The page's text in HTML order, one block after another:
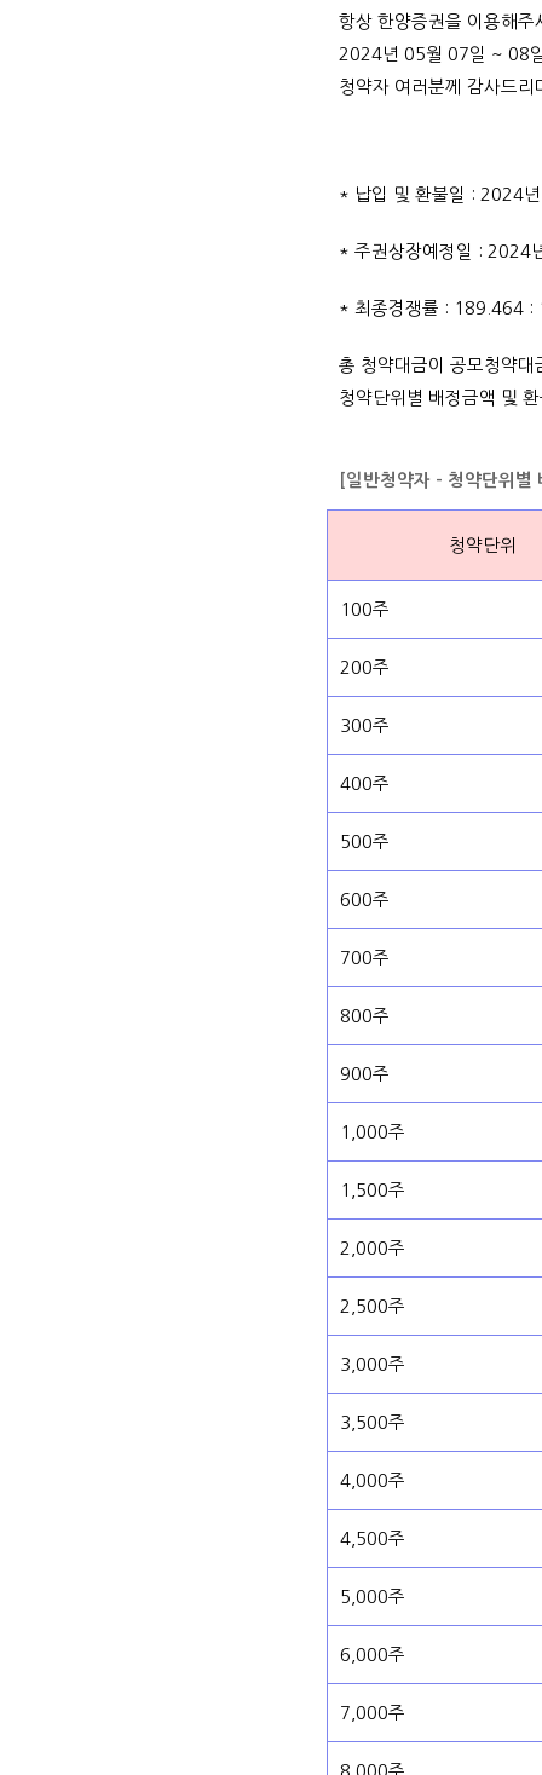
항상 한양증권을 이용해
2024년 05월 07일 ~ 08
청 약자 여러분께 감사드
* 납입 및 환불일 : 2024
* 주권상장예정일 : 2024
* 최종경쟁률 : 189.464 :
총 청약대금이 공모청약
청약단위별 배정금액 및
[일반청약자 - 청약단위
청약단위
100주
200주
300주
400주
500주
600주
700주
800주
900주
1,000주
1,500주
2,000주
2,500주
3,000주
3,500주
4,000주
4,500주
5,000주
6,000주
7,000주
8,000주